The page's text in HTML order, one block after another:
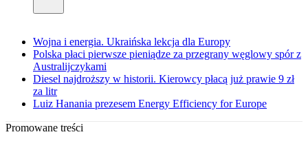
Wojna i energia. Ukraińska lekcja dla Europy
Polska płaci pierwsze pieniądze za przegrany węglowy spór z
Australijczykami
Diesel najdroższy w historii. Kierowcy płacą już prawie 9 zł
za litr
Luiz Hanania prezesem Energy Efficiency for Europe
Promowane treści